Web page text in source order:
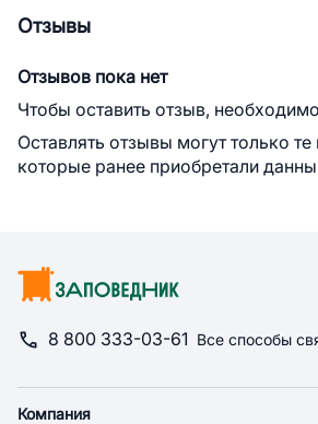
Отзывы
Отзывов пока нет
Чтобы оставить отзыв,
Оставлять отзывы могут только те
которые ранее приобретали
8 800 333-03-61 Все способы
Компания